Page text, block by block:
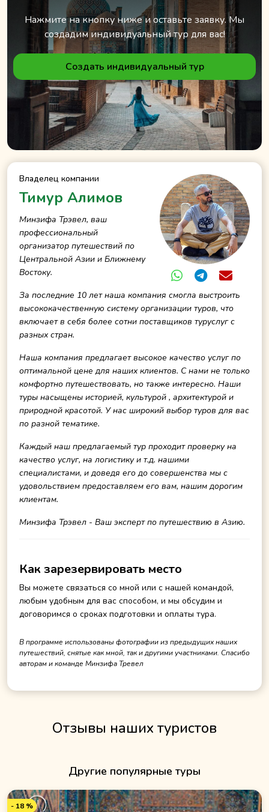
Нажмите на кнопку ниже и оставьте заявку. Мы
создадим индивидуальный тур для вас!
Создать индивидуальный тур
Владелец компании
Тимур Алимов
Минзифа Трэвел, ваш
профессиональный
организатор путешествий по
Центральной Азии и Ближнему
Востоку.
За последние 10 лет наша компания смогла выстроить
высококачественную систему организации туров, что
включает в себя более сотни поставщиков туруслуг с
разных стран.
Наша компания предлагает высокое качество услуг по
оптимальной цене для наших клиентов. С нами не только
комфортно путешествовать, но также интересно. Наши
туры насыщены историей, культурой , архитектурой и
природной красотой. У нас широкий выбор туров для вас
по разной тематике.
Каждый наш предлагаемый тур проходит проверку на
качество услуг, на логистику и т.д. нашими
специалистами, и доведя его до совершенства мы с
удовольствием предоставляем его вам, нашим дорогим
клиентам.
Минзифа Трэвел - Ваш эксперт по путешествию в Азию.
Как зарезервировать место
Вы можете связаться со мной или с нашей командой,
любым удобным для вас способом, и мы обсудим и
договоримся о сроках подготовки и оплаты тура.
В программе использованы фотографии из предыдущих наших
путешествий, снятые как мной, так и другими участниками. Спасибо
авторам и команде Минзифа Тревел
Отзывы наших туристов
Другие популярные туры
- 18 %